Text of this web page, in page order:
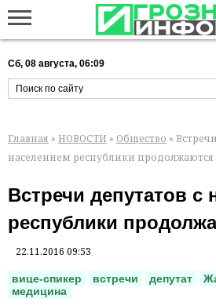
Сб, 08 августа, 06:09
Главная » НОВОСТИ » Общество »
населением республики продолжаются
Встречи депутатов с
республики
22.11.2016 09:53
вице-спикер встречи депутат
медицина